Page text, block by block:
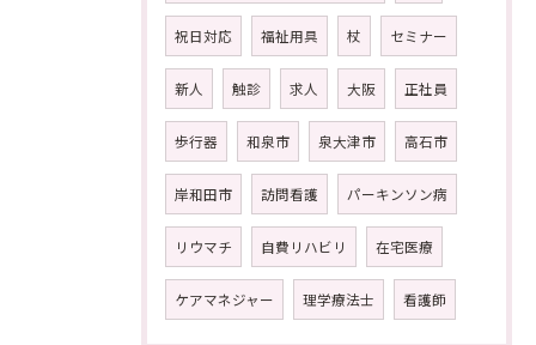
祝日対応 福祉用具 杖 セミナー
新人 触診 求人 大阪 正社員
歩行器 和泉市 泉大津市 高石市
岸和田市 訪問看護 パーキンソン病
リウマチ 自費リハビリ 在宅医療
ケアマネジャー 理学療法士 看護師